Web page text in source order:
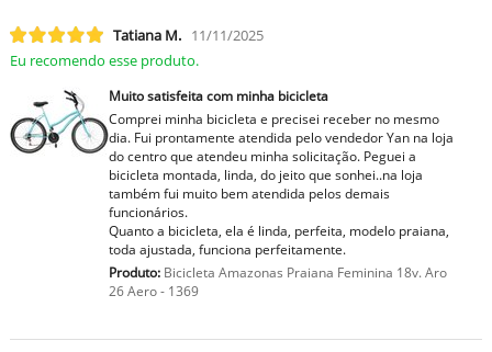
Tatiana M. 11/11/2025
Eu recomendo esse produto.
Muito satisfeita com minha bicicleta
Comprei minha bicicleta e precisei receber no mesmo
dia. Fui prontamente atendida pelo vendedor Yan na loja
do centro que atendeu minha solicitação. Peguei a
bicicleta montada, linda, do jeito que sonhei..na loja
também fui muito bem atendida pelos demais
funcionários.
Quanto a bicicleta, ela é linda, perfeita, modelo praiana,
toda ajustada, funciona perfeitamente.
Produto:Bicicleta Amazonas Praiana Feminina 18v. Aro
26 Aero - 1369